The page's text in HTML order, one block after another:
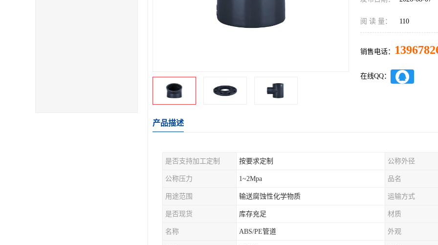
阅 读 量： 110
销售电话：
在线QQ：
产品描述
是否支持加工定制 按要求定制 公称外径
公称压力 1~2Mpa 品名
用途范围 输送腐蚀性化学物质 运输方式
是否现货 库存充足 材质
名称 ABS/PE管道 外观